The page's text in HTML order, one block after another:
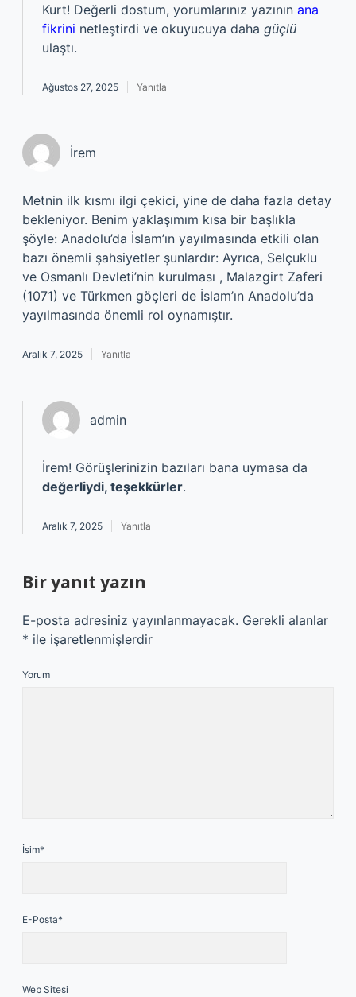
Kurt! Değerli dostum, yorumlarınız yazının ana
fikrini netleştirdi ve okuyucuya daha güçlü
ulaştı.
Ağustos 27, 2025 Yanıtla
İrem
Metnin ilk kısmı ilgi çekici, yine de daha fazla detay
bekleniyor. Benim yaklaşımım kısa bir başlıkla
şöyle: Anadolu’da İslam’ın yayılmasında etkili olan
bazı önemli şahsiyetler şunlardır: Ayrıca, Selçuklu
ve Osmanlı Devleti’nin kurulması , Malazgirt Zaferi
(1071) ve Türkmen göçleri de İslam’ın Anadolu’da
yayılmasında önemli rol oynamıştır.
Aralık 7, 2025 Yanıtla
admin
İrem! Görüşlerinizin bazıları bana uymasa da
değerliydi, teşekkürler.
Aralık 7, 2025 Yanıtla
Bir yanıt yazın
E-posta adresiniz yayınlanmayacak. Gerekli alanlar
* ile işaretlenmişlerdir
Yorum
İsim*
E-Posta*
Web Sitesi